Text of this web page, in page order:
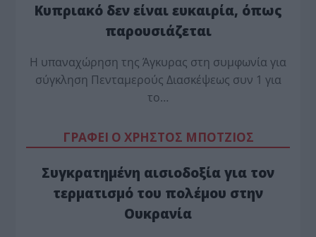
Κυπριακό δεν είναι ευκαιρία, όπως
παρουσιάζεται
Η υπαναχώρηση της Άγκυρας στη συμφωνία για
σύγκληση Πενταμερούς Διασκέψεως συν 1 για
το…
ΓΡΑΦΕΙ Ο ΧΡΗΣΤΟΣ ΜΠΟΤΖΙΟΣ
Συγκρατημένη αισιοδοξία για τον
τερματισμό του πολέμου στην
Ουκρανία